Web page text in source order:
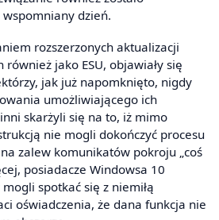
dzień.
rozszerzonych aktualizacji
również jako ESU, objawiały się
jak już napomknięto, nigdy
umożliwiającego ich
skarżyli się na to, iż mimo
nie mogli dokończyć procesu
zalew komunikatów pokroju „coś
posiadacze Windowsa 10
spotkać się z niemiłą
oświadczenia, że dana funkcja nie